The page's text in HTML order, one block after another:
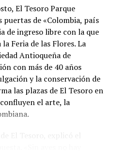
parte del corazón de los
obra emblemática de
y Aguardiente Antioqueño,
años ha acompañado
momentos más
Esta edición especial es
y a los valores que nos
la esperanza, la
siempre hacia adelante»,
El Tesoro Parque
de «Colombia, país
de ingreso libre con la que
Feria de las Flores. La
Antioqueña de
con más de 40 años
y la conservación de
las plazas de El Tesoro en
el arte, la